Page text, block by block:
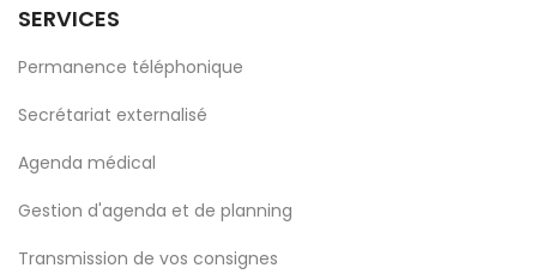
SERVICES
Permanence téléphonique
Secrétariat externalisé
Agenda médical
Gestion d'agenda et de planning
Transmission de vos consignes